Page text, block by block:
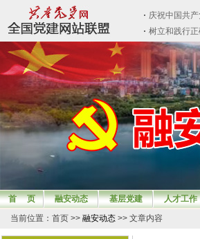
首 页 融安动态 基层党建 人才工作
当前位置：首页 >> 融安动态 >> 文章内容